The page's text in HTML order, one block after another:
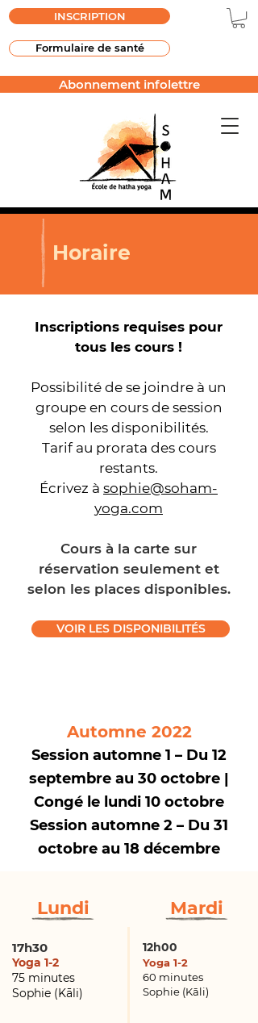
Abonnement infolettre
INSCRIPTION
Formulaire de santé
Horaire
Inscriptions requises pour
tous les cours !
Possibilité de se joindre à un
groupe en cours de session
selon les disponibilités.
Tarif au prorata des cours
restants.
Écrivez à sophie@soham-
yoga.com
Cours à la carte sur
réservation seulement et
selon les places disponibles.
VOIR LES DISPONIBILITÉS
Automne 2022
Session automne 1 – Du 12
septembre au 30 octobre |
Congé le lundi 10 octobre
Session automne 2 – Du 31
octobre au 18 décembre
Lundi
Yoga 1-2
75 minutes
Sophie (Kāli)
17h30
Mardi
12h00
Yoga 1-2
60 minutes
Sophie (Kāli)